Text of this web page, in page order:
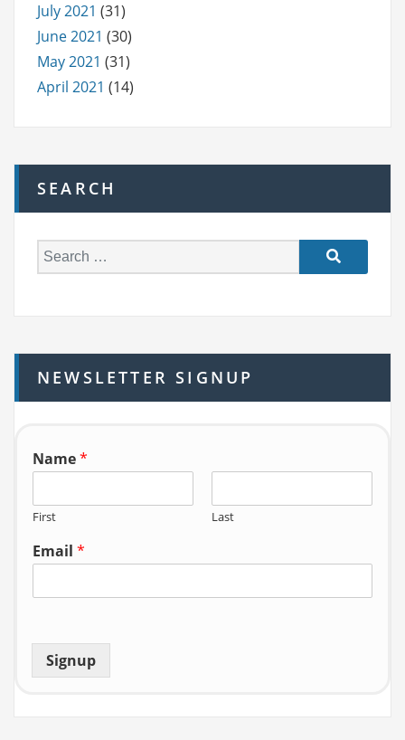
July 2021 (31)
June 2021 (30)
May 2021 (31)
April 2021 (14)
SEARCH
e
h
f
o
NEWSLETTER SIGNUP
Name*
First Last
Email *
Signup